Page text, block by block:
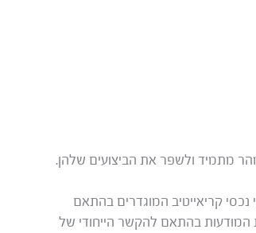
מתמיד ולשפר את הביצועים שלהן.
נכסי קריאייטיב המוגדרים בהתאם
המודעות בהתאם להקשר הייחודי של